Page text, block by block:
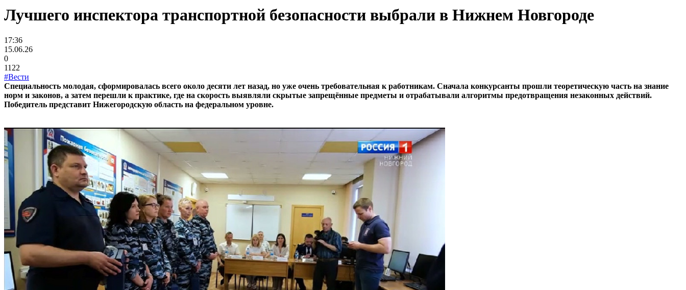
Лучшего инспектора транспортной безопасности выбрали в Нижнем Новгороде
17:36
15.06.26
0
1122
#Вести
Специальность молодая, сформировалась всего около десяти лет назад, но уже очень требовательная к работникам. Сначала конкурсанты прошли теоретическую часть на знание
норм и законов, а затем перешли к практике, где на скорость выявляли скрытые запрещённые предметы и отрабатывали алгоритмы предотвращения незаконных действий.
Победитель представит Нижегородскую область на федеральном уровне.